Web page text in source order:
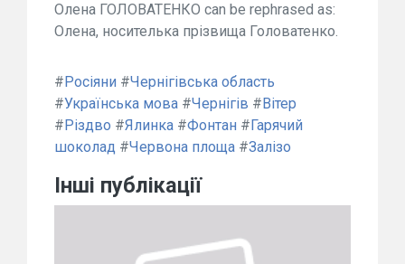
Олена ГОЛОВАТЕНКО can be rephrased as:
Олена, носителька прізвища Головатенко.
#Росіяни #Чернігівська область
#Українська мова #Чернігів #Вітер
#Різдво #Ялинка #Фонтан #Гарячий
шоколад #Червона площа #Залізо
Інші публікації